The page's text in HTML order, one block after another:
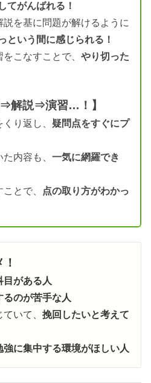
てがんばれる！
を基に問題が解けるように
という間に感じられる！
こなすことで、 やり切った
⇒解説⇒演習…！】
り返し、 疑問点をすぐにプ
内容も、 一気に網羅でき
とで、
点の取り方がわかっ
目がある人
るのが苦手な人
いて、 挽回したいと考えて
強に集中する環境がほしい人